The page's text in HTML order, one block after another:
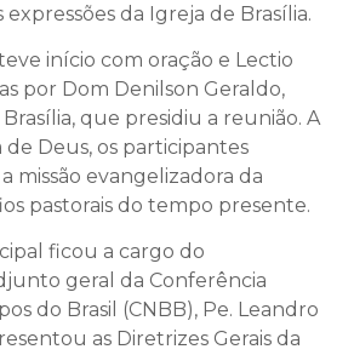
expressões da Igreja de Brasília.
início com oração e Lectio
por Dom Denilson Geraldo,
que presidiu a reunião. A
de Deus, os participantes
missão evangelizadora da
pastorais do tempo presente.
ficou a cargo do
geral da Conferência
do Brasil (CNBB), Pe. Leandro
as Diretrizes Gerais da